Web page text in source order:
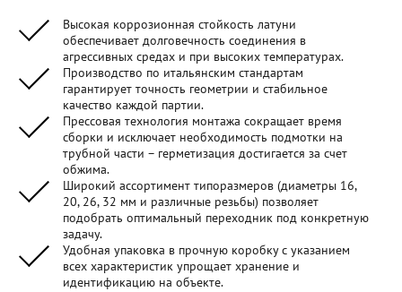
Высокая коррозионная стойкость латуни
обеспечивает долговечность соединения в
агрессивных средах и при высоких температурах.
Производство по итальянским стандартам
гарантирует точность геометрии и стабильное
качество каждой партии.
Прессовая технология монтажа сокращает время
сборки и исключает необходимость подмотки на
трубной части – герметизация достигается за счет
обжима.
Широкий ассортимент типоразмеров (диаметры 16,
20, 26, 32 мм и различные резьбы) позволяет
подобрать оптимальный переходник под конкретную
задачу.
Удобная упаковка в прочную коробку с указанием
всех характеристик упрощает хранение и
идентификацию на объекте.